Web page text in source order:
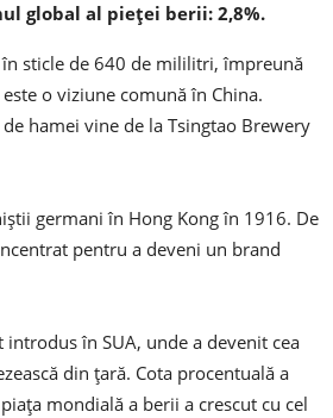
global al pieței berii: 2,8%.
în sticle de 640 de mililitri, împreună
o viziune comună în China.
hamei vine de la Tsingtao Brewery
germani în Hong Kong în 1916. De
pentru a deveni un brand
în SUA, unde a devenit cea
din țară. Cota procentuală a
mondială a berii a crescut cu cel